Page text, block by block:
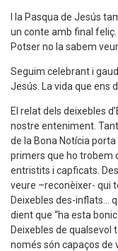
I la Pasqua de Jesús
un conte amb final
Potser no la sabem
Seguim celebrant i
Jesús. La vida que ens
El relat dels deixebles
nostre enteniment.
de la Bona Notícia
primers que ho trobem
entristits i capficats.
veure –reconèixer- qui
Deixebles des-inflats...
dient que “ha esta
Deixebles de qualsevol
només són capaços de